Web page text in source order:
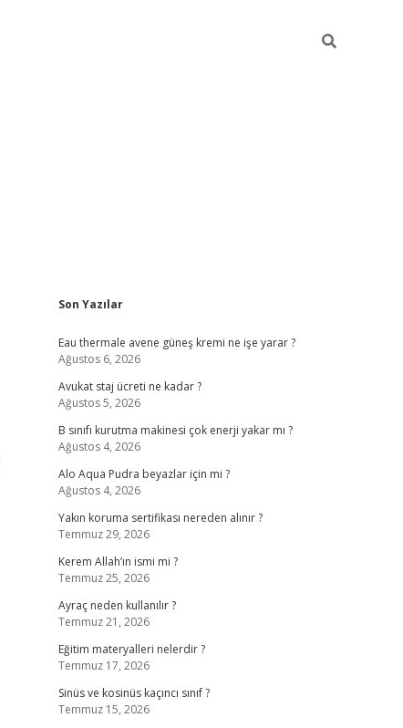
Sidebar
Son Yazılar
Eau thermale avene güneş kremi ne işe yarar ?
Ağustos 6, 2026
Avukat staj ücreti ne kadar ?
Ağustos 5, 2026
B sınıfı kurutma makinesi çok enerji yakar mı ?
Ağustos 4, 2026
Alo Aqua Pudra beyazlar için mi ?
Ağustos 4, 2026
Yakın koruma sertifikası nereden alınır ?
Temmuz 29, 2026
Kerem Allah’ın ismi mi ?
Temmuz 25, 2026
Ayraç neden kullanılır ?
Temmuz 21, 2026
Eğitim materyalleri nelerdir ?
Temmuz 17, 2026
Sinüs ve kosinüs kaçıncı sınıf ?
Temmuz 15, 2026